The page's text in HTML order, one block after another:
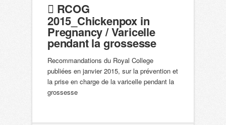
RCOG
2015_Chickenpox in
Pregnancy / Varicelle
pendant la grossesse
Recommandations du Royal College
publiées en janvier 2015, sur la prévention et
la prise en charge de la varicelle pendant la
grossesse